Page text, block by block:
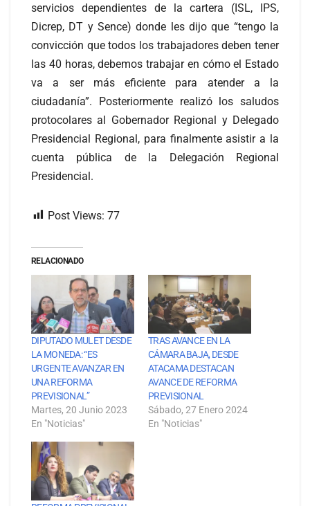
servicios dependientes de la cartera (ISL, IPS,
Dicrep, DT y Sence) donde les dijo que “tengo la
convicción que todos los trabajadores deben tener
las 40 horas, debemos trabajar en cómo el Estado
va a ser más eficiente para atender a la
ciudadanía”. Posteriormente realizó los saludos
protocolares al Gobernador Regional y Delegado
Presidencial Regional, para finalmente asistir a la
cuenta pública de la Delegación Regional
Presidencial.
Post Views: 77
RELACIONADO
DIPUTADO MULET DESDE
LA MONEDA: “ES
URGENTE AVANZAR EN
UNA REFORMA
PREVISIONAL”
Martes, 20 Junio 2023
En "Noticias"
TRAS AVANCE EN LA
CÁMARA BAJA, DESDE
ATACAMA DESTACAN
AVANCE DE REFORMA
PREVISIONAL
Sábado, 27 Enero 2024
En "Noticias"